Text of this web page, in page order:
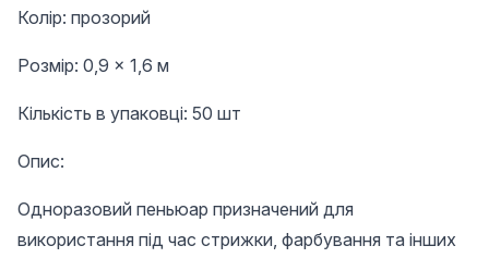
Колір: прозорий
Розмір: 0,9 × 1,6 м
Кількість в упаковці: 50 шт
Опис:
Одноразовий пеньюар призначений для
використання під час стрижки, фарбування та інших